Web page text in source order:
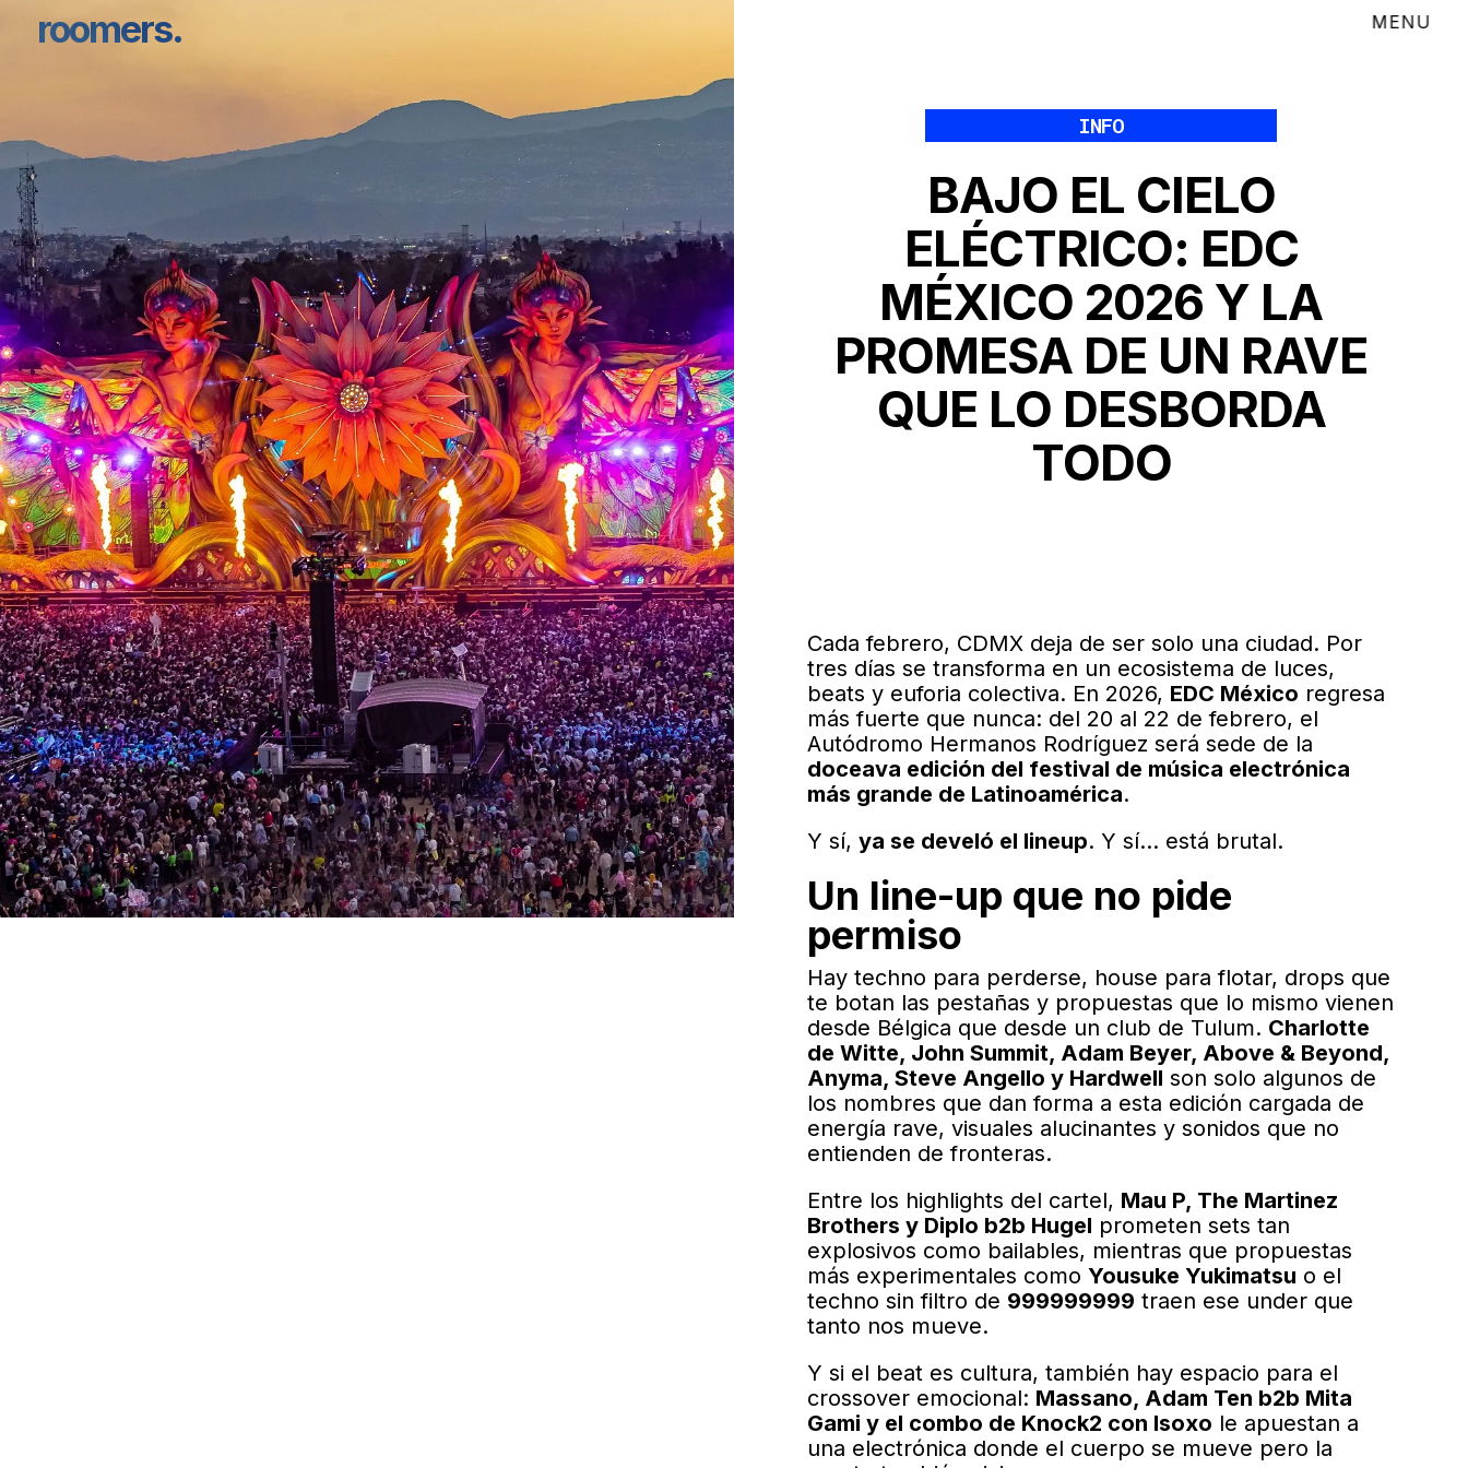
roomers.
INFO
BAJO EL CIELO
ELÉCTRICO: EDC
MÉXICO 2026 Y LA
PROMESA DE UN RAVE
QUE LO DESBORDA
TODO
Cada febrero, CDMX deja de ser solo una ciudad. Por
tres días se transforma en un ecosistema de luces,
beats y euforia colectiva. En 2026, EDC México regresa
más fuerte que nunca: del 20 al 22 de febrero, el
Autódromo Hermanos Rodríguez será sede de la
doceava edición del festival de música electrónica
más grande de Latinoamérica.
Y sí,ya se develó el lineup. Y sí… está brutal.
Un line-up que no pide
permiso
Hay techno para perderse, house para flotar, drops que
te botan las pestañas y propuestas que lo mismo vienen
desde Bélgica que desde un club de Tulum. Charlotte
de Witte, John Summit, Adam Beyer, Above & Beyond,
Anyma, Steve Angello y Hardwell son solo algunos de
los nombres que dan forma a esta edición cargada de
energía rave, visuales alucinantes y sonidos que no
entienden de fronteras.
Entre los highlights del cartel, Mau P, The Martinez
Brothers y Diplo b2b Hugel prometen sets tan
explosivos como bailables, mientras que propuestas
más experimentales comoYousuke Yukimatsu o el
techno sin filtro de 999999999 traen ese under que
tanto nos mueve.
Y si el beat es cultura, también hay espacio para el
crossover emocional: Massano, Adam Ten b2b Mita
Gami y el combo de Knock2 con Isoxo le apuestan a
una electrónica donde el cuerpo se mueve pero la